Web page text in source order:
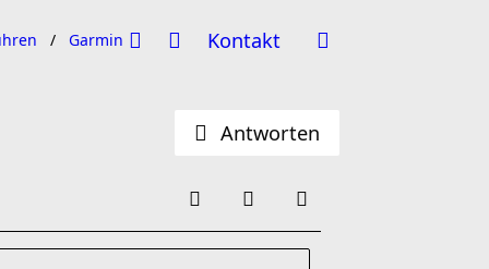
Kontakt
Garmin Forerunner
Antworten